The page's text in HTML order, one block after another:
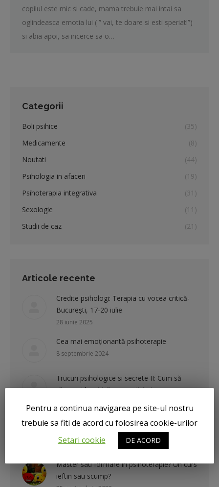
copilul este mic si cade, mama trebuie mai intai sa
oglindeasca emotia lui ( ” vai, te doare si esti speriat!”)
si abia apoi, sa incerce sa o…
Categorii
Boli psihice
(35)
Medicamente
(8)
Noutati
(44)
Psihologia in afaceri
(19)
Psihoterapia integrativa
(31)
Sexologie
(11)
Studii de caz
(21)
Articole recente
Credite psihologi: Terapia cu vocea critică-
București, 17-20 iulie
28 iunie 2025
Cea mai emoționantă psihoterapie
8 septembrie 2024
Trucuri psihologice si secrete II: Cum să
răspunzi la critică cu asertivitate
Asertivitate-trucuri psihologice si secrete-
3 noiembrie 2023
Master sau formare in psihoterapie? Un curs
ieftin sau scump?
Pentru a continua navigarea pe site-ul nostru
trebuie sa fiti de acord cu folosirea cookie-urilor
Setari cookie
DE ACORD